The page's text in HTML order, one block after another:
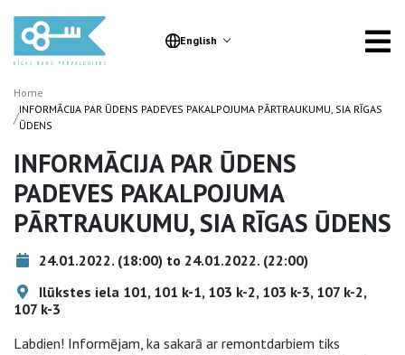
English
Home
/INFORMĀCIJA PAR ŪDENS PADEVES PAKALPOJUMA PĀRTRAUKUMU, SIA RĪGAS
ŪDENS
INFORMĀCIJA PAR ŪDENS
PADEVES PAKALPOJUMA
PĀRTRAUKUMU, SIA RĪGAS ŪDENS
24.01.2022. (18:00) to 24.01.2022. (22:00)
Ilūkstes iela 101, 101 k-1, 103 k-2, 103 k-3, 107 k-2,
107 k-3
Labdien! Informējam, ka sakarā ar remontdarbiem tiks